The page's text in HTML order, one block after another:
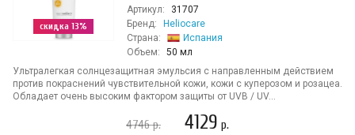
скидка 13%
Артикул:
31707
Бренд:
Heliocare
Страна:
Испания
Объем:
50 мл
Ультралегкая солнцезащитная эмульсия с направленным действием
против покраснений чувствительной кожи, кожи с куперозом и розацеа.
Обладает очень высоким фактором защиты от UVB / UV...
4746р. 4129 р.